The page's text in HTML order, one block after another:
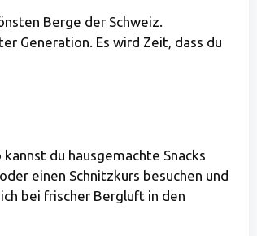
Berge der Schweiz.
Generation. Es wird Zeit, dass du
du hausgemachte Snacks
einen Schnitzkurs besuchen und
bei frischer Bergluft in den